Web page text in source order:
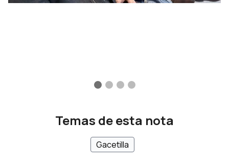
Temas de esta nota
Gacetilla